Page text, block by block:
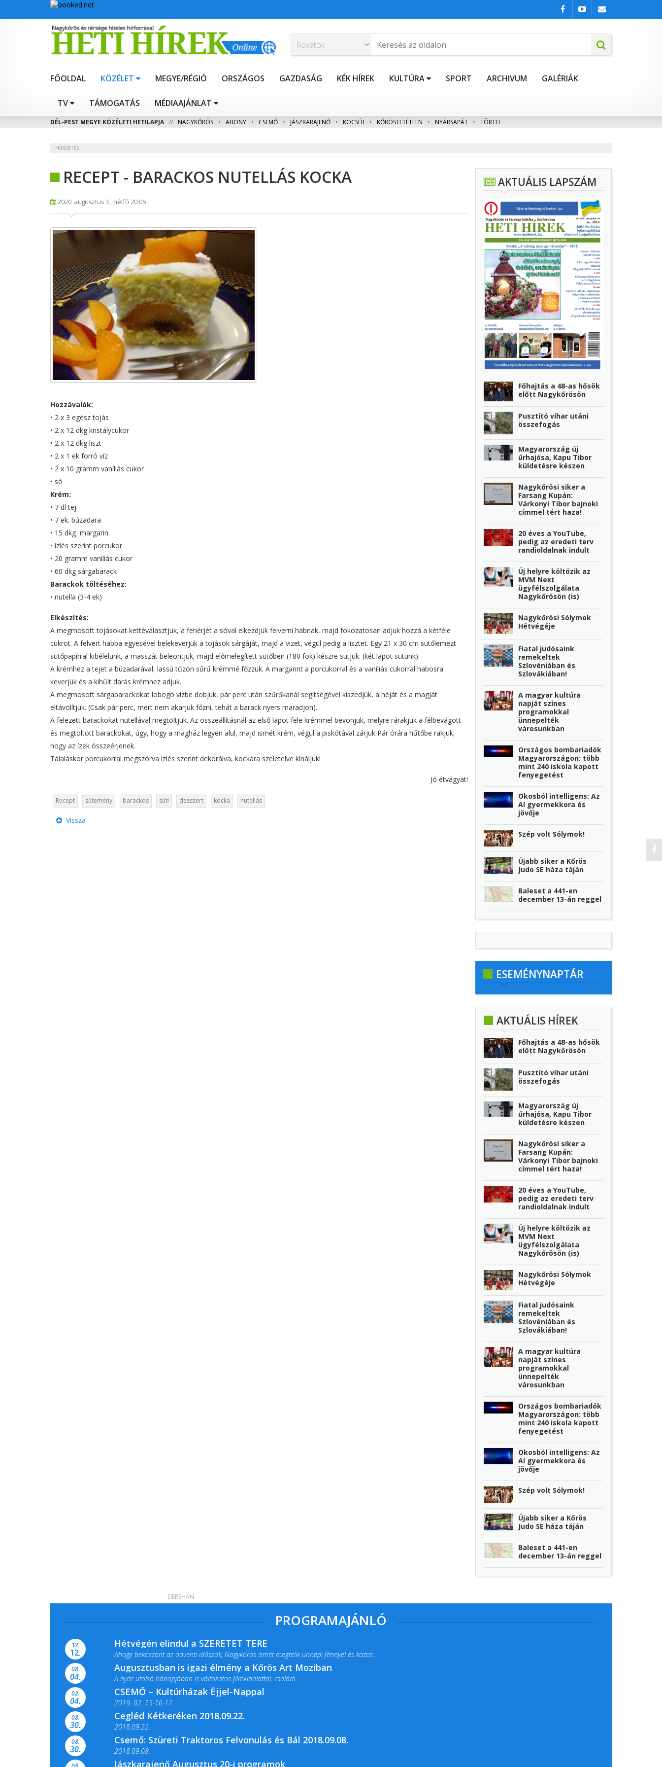
FŐOLDAL KÖZÉLET MEGYE/RÉGIÓ ORSZÁGOS GAZDASÁG KÉK HÍREK KULTÚRA SPORT ARCHIVUM GALÉRIÁK
TV TÁMOGATÁS MÉDIAAJÁNLAT
DÉL-PEST MEGYE KÖZÉLETI HETILAPJA // NAGYKŐRÖS • ABONY • CSEMŐ • JÁSZKARAJENŐ • KOCSÉR • KŐRÖSTETÉTLEN • NYÁRSAPÁT • TÖRTEL
HÍRDETÉS
RECEPT - BARACKOS NUTELLÁS KOCKA
2020. augusztus 3., hétfő 20:05
Hozzávalók:
• 2 x 3 egész tojás
• 2 x 12 dkg kristálycukor
• 2 x 12 dkg liszt
• 2 x 1 ek forró víz
• 2 x 10 gramm vaníliás cukor
• só
Krém:
• 7 dl tej
• 7 ek. búzadara
• 15 dkg margarin
• ízlés szerint porcukor
• 20 gramm vaníliás cukor
• 60 dkg sárgabarack
Barackok töltéséhez:
• nutella (3-4 ek)
Elkészítés:
A megmosott tojásokat kettéválasztjuk, a fehérjét a sóval elkezdjük felverni habnak, majd fokozatosan adjuk hozzá a kétféle
cukrot. A felvert habba egyesével belekeverjük a tojások sárgáját, majd a vizet, végül pedig a lisztet. Egy 21 x 30 cm sütőlemezt
sütőpapírral kibélelünk, a masszát beleöntjük, majd előmelegített sütőben (180 fok) készre sütjük. (két lapot sütünk).
A krémhez a tejet a búzadarával, lassú tűzön sűrű krémmé főzzük. A margarint a porcukorral és a vaníliás cukorral habosra
keverjük és a kihűlt darás krémhez adjuk.
A megmosott sárgabarackokat lobogó vízbe dobjuk, pár perc után szűrőkanál segítségével kiszedjük, a héját és a magját
eltávolítjuk. (Csak pár perc, mert nem akarjuk főzni, tehát a barack nyers maradjon).
A felezett barackokat nutellával megtöltjük. Az összeállításnál az első lapot fele krémmel bevonjuk, melyre rárakjuk a félbevágott
és megtöltött barackokat, úgy, hogy a magház legyen alul, majd ismét krém, végül a piskótával zárjuk Pár órára hűtőbe rakjuk,
hogy az ízek összeérjenek.
Tálaláskor porcukorral megszórva ízlés szerint dekorálva, kockára szeletelve kínáljuk!
Jó étvágyat!
Recept sütemény barackos süti desszert kocka nutellás
Vissza
AKTUÁLIS LAPSZÁM
Főhajtás a 48-as hősök
előtt Nagykőrösön
Pusztító vihar utáni
összefogás
Magyarország új
űrhajósa, Kapu Tibor
küldetésre készen
Nagykőrösi siker a
Farsang Kupán:
Várkonyi Tibor bajnoki
címmel tért haza!
20 éves a YouTube,
pedig az eredeti terv
randioldalnak indult
Új helyre költözik az
MVM Next
ügyfélszolgálata
Nagykőrösön (is)
Nagykőrösi Sólymok
Hétvégéje
Fiatal judósaink
remekeltek
Szlovéniában és
Szlovákiában!
A magyar kultúra
napját színes
programokkal
ünnepelték
városunkban
Országos bombariadók
Magyarországon: több
mint 240 iskola kapott
fenyegetést
Okosból intelligens: Az
AI gyermekkora és
jövője
Szép volt Sólymok!
Újabb siker a Kőrös
Judo SE háza táján
Baleset a 441-en
december 13-án reggel
ESEMÉNYNAPTÁR
AKTUÁLIS HÍREK
Főhajtás a 48-as hősök
előtt Nagykőrösön
Pusztító vihar utáni
összefogás
Magyarország új
űrhajósa, Kapu Tibor
küldetésre készen
Nagykőrösi siker a
Farsang Kupán:
Várkonyi Tibor bajnoki
címmel tért haza!
20 éves a YouTube,
pedig az eredeti terv
randioldalnak indult
Új helyre költözik az
MVM Next
ügyfélszolgálata
Nagykőrösön (is)
Nagykőrösi Sólymok
Hétvégéje
Fiatal judósaink
remekeltek
Szlovéniában és
Szlovákiában!
A magyar kultúra
napját színes
programokkal
ünnepelték
városunkban
Országos bombariadók
Magyarországon: több
mint 240 iskola kapott
fenyegetést
Okosból intelligens: Az
AI gyermekkora és
jövője
Szép volt Sólymok!
Újabb siker a Kőrös
Judo SE háza táján
Baleset a 441-en
december 13-án reggel
PROGRAMAJÁNLÓ
12.
12.
Hétvégén elindul a SZERETET TERE
Ahogy beköszönt az adventi időszak, Nagykőrös ismét megtelik ünnepi fénnyel és közös...
08.
04.
Augusztusban is igazi élmény a Kőrös Art Moziban
A nyár utolsó hónapjában is változatos filmkínálattal, családi...
02.
04.
CSEMŐ – Kultúrházak Éjjel-Nappal
2019. 02. 15-16-17.
Színes és tartalmas programokkal várja a Csemői Községi Könyvtár és...
08.
30.
Cegléd Kétkeréken 2018.09.22.
2018.09.22.
08.
30.
Csemő: Szüreti Traktoros Felvonulás és Bál 2018.09.08.
2018.09.08.
Jászkarajenő Augusztus 20-i programok
DERSHAN